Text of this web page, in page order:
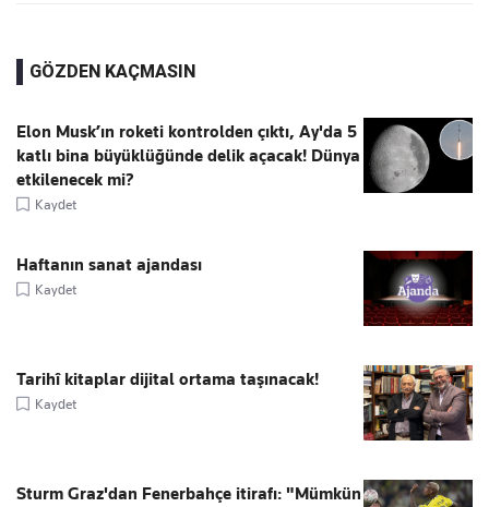
GÖZDEN KAÇMASIN
Elon Musk’ın roketi kontrolden çıktı, Ay'da 5
katlı bina büyüklüğünde delik açacak! Dünya
etkilenecek mi?
Kaydet
Haftanın sanat ajandası
Kaydet
Tarihî kitaplar dijital ortama taşınacak!
Kaydet
Sturm Graz'dan Fenerbahçe itirafı: "Mümkün